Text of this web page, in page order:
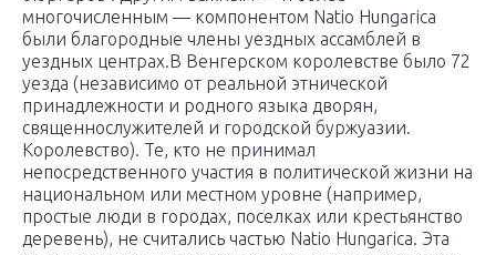
многочисленным — компонентом Natio Hungarica
были благородные члены уездных ассамблей в
уездных центрах.В Венгерском королевстве было 72
уезда (независимо от реальной этнической
принадлежности и родного языка дворян,
священнослужителей и городской буржуазии.
Королевство). Те, кто не принимал
непосредственного участия в политической жизни на
национальном или местном уровне (например,
простые люди в городах, поселках или крестьянство
деревень), не считались частью Natio Hungarica. Эта